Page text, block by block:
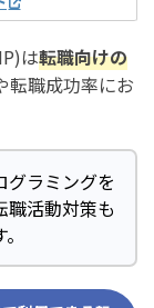
は転職向けの
転職成功率にお
グラミングを
職活動対策も